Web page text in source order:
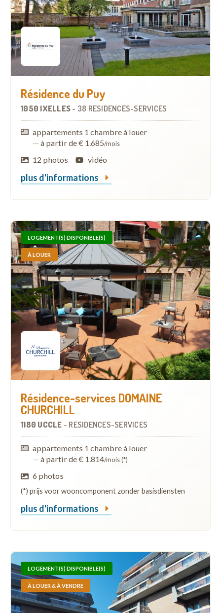
Résidence du Puy
1050 IXELLES - 38 RÉSIDENCES-SERVICES
appartements 1 chambre à louer
— à partir de € 1.685/mois
12 photos vidéo
plus d'informations
LOGEMENT(S) DISPONIBLE(S)
À LOUER
Résidence-services DOMAINE
CHURCHILL
1180 UCCLE - RÉSIDENCES-SERVICES
appartements 1 chambre à louer
— à partir de € 1.814/mois (*)
6 photos
(*) prijs voor wooncomponent zonder basisdiensten
plus d'informations
LOGEMENT(S) DISPONIBLE(S)
À LOUER & À VENDRE